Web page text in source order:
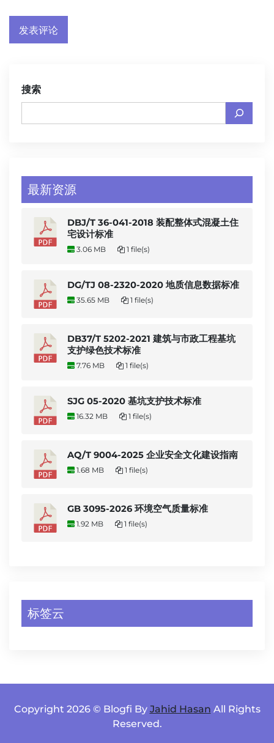
搜索
最新资源
DBJ/T 36-041-2018 装配整体式混凝土住
宅设计标准
3.06 MB 1 file(s)
DG/TJ 08-2320-2020 地质信息数据标准
35.65 MB 1 file(s)
DB37/T 5202-2021 建筑与市政工程基坑
支护绿色技术标准
7.76 MB 1 file(s)
SJG 05-2020 基坑支护技术标准
16.32 MB 1 file(s)
AQ/T 9004-2025 企业安全文化建设指南
1.68 MB 1 file(s)
GB 3095-2026 环境空气质量标准
1.92 MB 1 file(s)
标签云
Copyright 2026 © Blogfi By Jahid Hasan All Rights
Reserved.